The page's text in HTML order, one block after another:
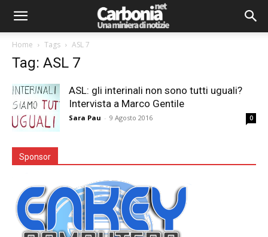
Home Tags ASL 7
Tag: ASL 7
ASL: gli interinali non sono tutti uguali?
Intervista a Marco Gentile
Sara Pau - 9 Agosto 2016 0
Sponsor